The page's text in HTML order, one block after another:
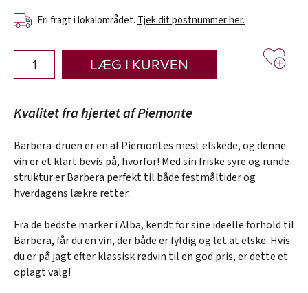
Fri fragt i lokalområdet. Tjek dit postnummer her.
LÆG I KURVEN
Kvalitet fra hjertet af Piemonte
Barbera-druen er en af Piemontes mest elskede, og denne
vin er et klart bevis på, hvorfor! Med sin friske syre og runde
struktur er Barbera perfekt til både festmåltider og
hverdagens lækre retter.
Fra de bedste marker i Alba, kendt for sine ideelle forhold til
Barbera, får du en vin, der både er fyldig og let at elske. Hvis
du er på jagt efter klassisk rødvin til en god pris, er dette et
oplagt valg!